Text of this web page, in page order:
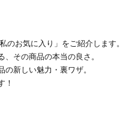
のお気に入り」をご紹介します。
その商品の本当の良さ。
新しい魅力・裏ワザ。
！